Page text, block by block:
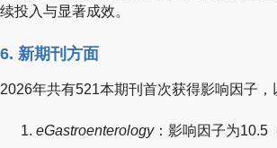
续投入与显著成效。
6. 新期刊方面
2026年共有521本期刊首次获得影响因子
eGastroenterology：影响因子为10.5